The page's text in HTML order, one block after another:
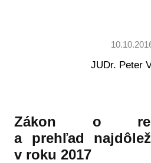
JUDr. Peter
Zákon o
a prehľad
v roku 2017